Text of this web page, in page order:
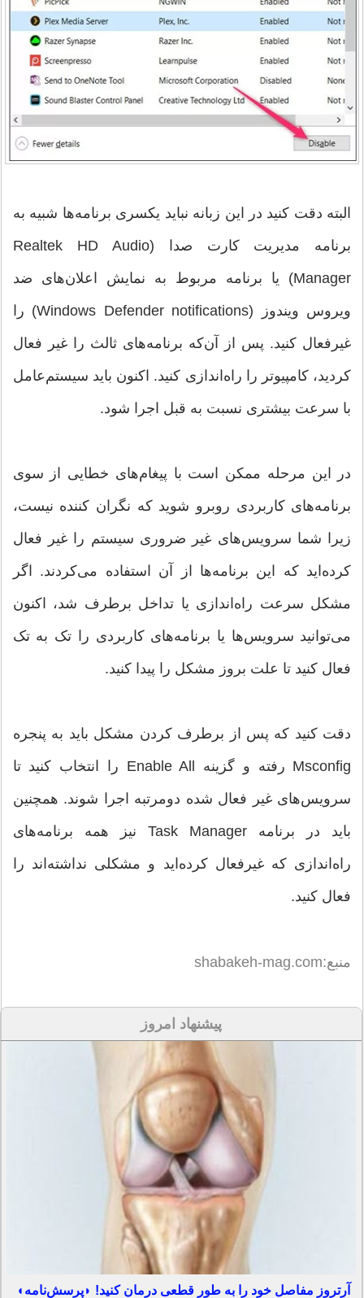
البته دقت کنید در این زبانه نباید یکسری برنامه‌ها شبیه به
برنامه مدیریت کارت صدا (Realtek HD Audio
Manager) یا برنامه مربوط به نمایش اعلان‌های ضد
ویروس ویندوز (Windows Defender notifications) را
غیرفعال کنید. پس از آن‌که برنامه‌های ثالث را غیر فعال
کردید، کامپیوتر را راه‌اندازی کنید. اکنون باید سیستم‌عامل
با سرعت بیشتری نسبت به قبل اجرا شود.
در این مرحله ممکن است با پیغام‌های خطایی از سوی
برنامه‌های کاربردی روبرو شوید که نگران کننده نیست،
زیرا شما سرویس‌های غیر ضروری سیستم را غیر فعال
کرده‌اید که این برنامه‌ها از آن استفاده می‌کردند. اگر
مشکل سرعت راه‌اندازی یا تداخل برطرف شد، اکنون
می‌توانید سرویس‌ها یا برنامه‌های کاربردی را تک به تک
فعال کنید تا علت بروز مشکل را پیدا کنید.
دقت کنید که پس از برطرف کردن مشکل باید به پنجره
Msconfig رفته و گزینه Enable All را انتخاب کنید تا
سرویس‌های غیر فعال شده دومرتبه اجرا شوند. همچنین
باید در برنامه Task Manager نیز همه برنامه‌های
راه‌اندازی که غیرفعال کرده‌اید و مشکلی نداشته‌اند را
فعال کنید.
منبع:shabakeh-mag.com
پیشنهاد امروز
آرتروز مفاصل خود را به طور قطعی درمان کنید! ◗پرسش‌نامه◖